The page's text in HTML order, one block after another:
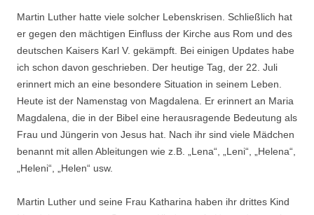
Martin Luther hatte viele solcher Lebenskrisen. Schließlich hat
er gegen den mächtigen Einfluss der Kirche aus Rom und des
deutschen Kaisers Karl V. gekämpft. Bei einigen Updates habe
ich schon davon geschrieben. Der heutige Tag, der 22. Juli
erinnert mich an eine besondere Situation in seinem Leben.
Heute ist der Namenstag von Magdalena. Er erinnert an Maria
Magdalena, die in der Bibel eine herausragende Bedeutung als
Frau und Jüngerin von Jesus hat. Nach ihr sind viele Mädchen
benannt mit allen Ableitungen wie z.B. „Lena“, „Leni“, „Helena“,
„Heleni“, „Helen“ usw.
Martin Luther und seine Frau Katharina haben ihr drittes Kind